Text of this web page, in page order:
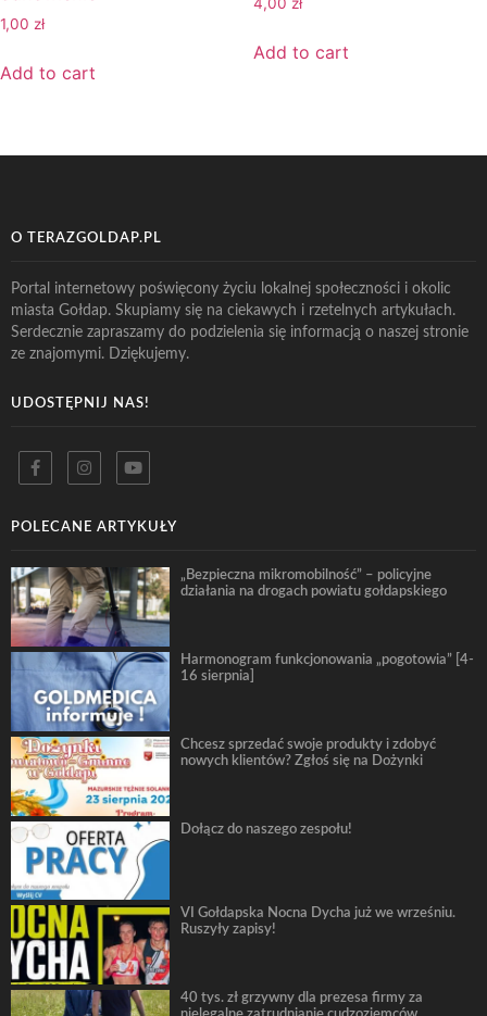
1,00 zł
Add to cart
4,00 zł
Add to cart
O TERAZGOLDAP.PL
Portal internetowy poświęcony życiu lokalnej społeczności i okolic
miasta Gołdap. Skupiamy się na ciekawych i rzetelnych artykułach.
Serdecznie zapraszamy do podzielenia się informacją o naszej stronie
ze znajomymi. Dziękujemy.
UDOSTĘPNIJ NAS!
POLECANE ARTYKUŁY
„Bezpieczna mikromobilność” – policyjne
działania na drogach powiatu gołdapskiego
Harmonogram funkcjonowania „pogotowia” [4-
16 sierpnia]
Chcesz sprzedać swoje produkty i zdobyć
nowych klientów? Zgłoś się na Dożynki
Dołącz do naszego zespołu!
VI Gołdapska Nocna Dycha już we wrześniu.
Ruszyły zapisy!
40 tys. zł grzywny dla prezesa firmy za